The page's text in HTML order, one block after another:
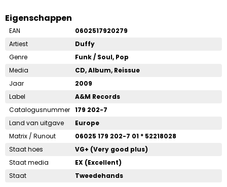
Eigenschappen
EAN
0602517920279
Artiest
Duffy
Genre
Funk / Soul, Pop
Media
CD, Album, Reissue
Jaar
2009
Label
A&M Records
Catalogusnummer 179 202-7
Land van uitgave
Europe
Matrix / Runout
06025 179 202-7 01 * 52218028
Staat hoes
VG+ (Very good plus)
Staat media
EX (Excellent)
Staat
Tweedehands